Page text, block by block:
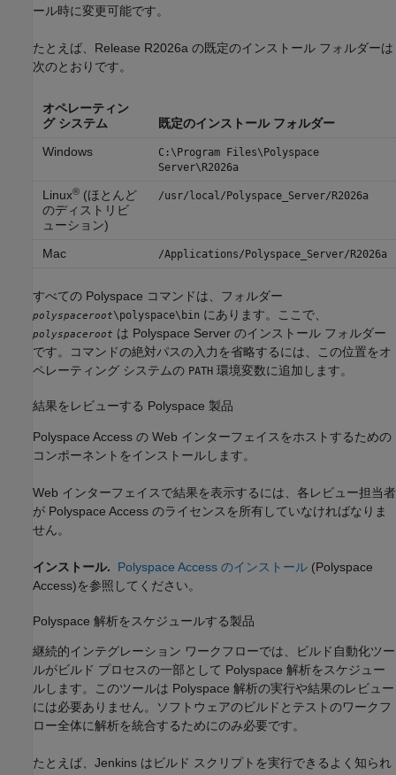
ール時に変更可能です。
たとえば、Release R2026a の既定のインストール フォルダーは
次のとおりです。
オペレーティン
グ システム
既定のインストール フォルダー
Windows
C:\Program Files\Polyspace
Server\R2026a
Linux®(ほとんど
のディストリビ
ューション)
/usr/local/Polyspace_Server/R2026a
Mac /Applications/Polyspace_Server/R2026a
すべての Polyspace コマンドは、フォルダー
polyspaceroot\polyspace\bin にあります。ここで、
polyspaceroot は Polyspace Server のインストール フォルダー
です。コマンドの絶対パスの入力を省略するには、この位置をオ
ペレーティング システムの PATH 環境変数に追加します。
結果をレビューする Polyspace 製品
Polyspace Access の Web インターフェイスをホストするための
コンポーネントをインストールします。
Web インターフェイスで結果を表示するには、各レビュー担当者
が Polyspace Access のライセンスを所有していなければなりま
せん。
インストール. Polyspace Access のインストール (Polyspace
Access)を参照してください。
Polyspace 解析をスケジュールする製品
継続的インテグレーション ワークフローでは、ビルド自動化ツー
ルがビルド プロセスの一部として Polyspace 解析をスケジュー
ルします。このツールは Polyspace 解析の実行や結果のレビュー
には必要ありません。ソフトウェアのビルドとテストのワークフ
ロー全体に解析を統合するためにのみ必要です。
たとえば、Jenkins はビルド スクリプトを実行できるよく知られ